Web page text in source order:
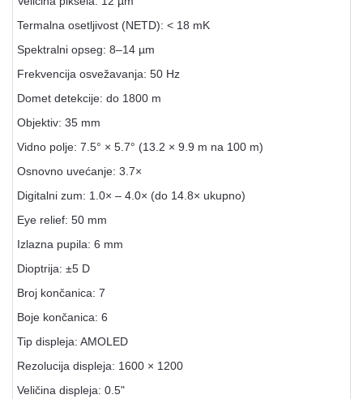
Termalna osetljivost (NETD): < 18 mK
Spektralni opseg: 8–14 µm
Frekvencija osvežavanja: 50 Hz
Domet detekcije: do 1800 m
Objektiv: 35 mm
Vidno polje: 7.5° × 5.7° (13.2 × 9.9 m na 100 m)
Osnovno uvećanje: 3.7×
Digitalni zum: 1.0× – 4.0× (do 14.8× ukupno)
Eye relief: 50 mm
Izlazna pupila: 6 mm
Dioptrija: ±5 D
Broj končanica: 7
Boje končanica: 6
Tip displeja: AMOLED
Rezolucija displeja: 1600 × 1200
Veličina displeja: 0.5"